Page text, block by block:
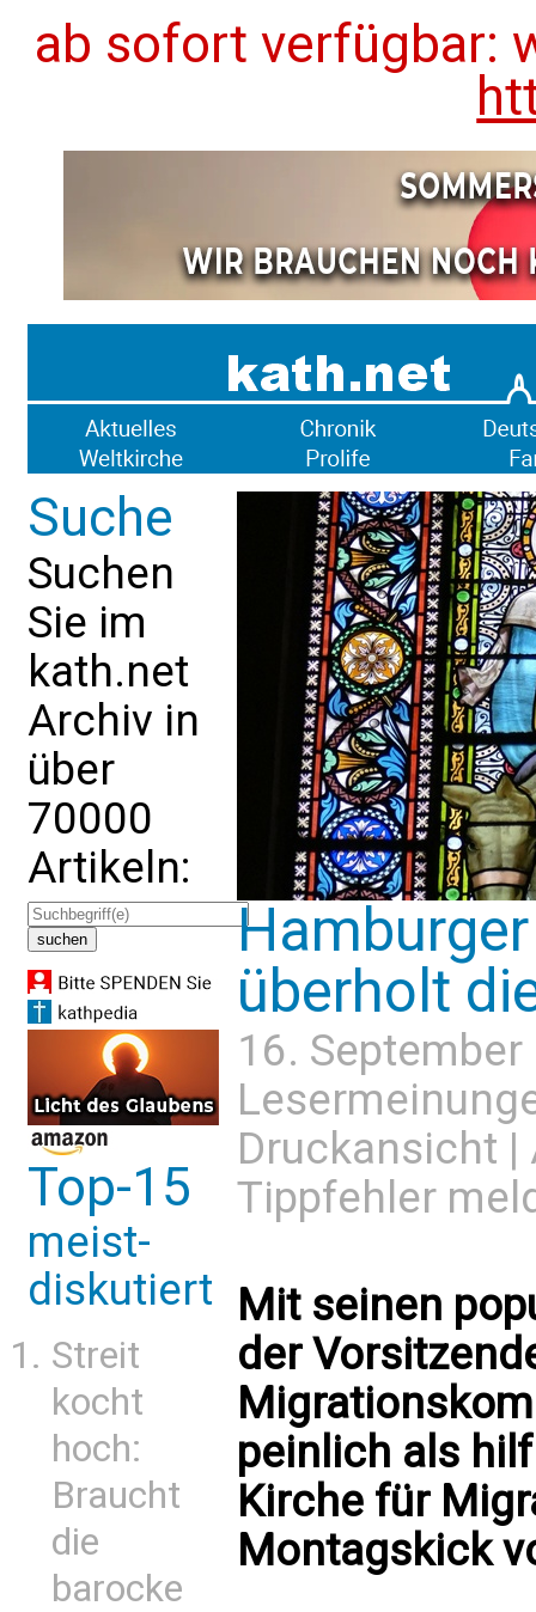
ab sofort verfügbar:
Suche
Suchen
Sie im
kath.net
Archiv in
über
70000
Artikeln:
Top-15
meist-
diskutiert
Streit
kocht
hoch:
Braucht
die
barocke
überholt
16.
Druckansicht |
Tippfehler
Mit seinen
der
peinlich als
Kirche für
Montagskick